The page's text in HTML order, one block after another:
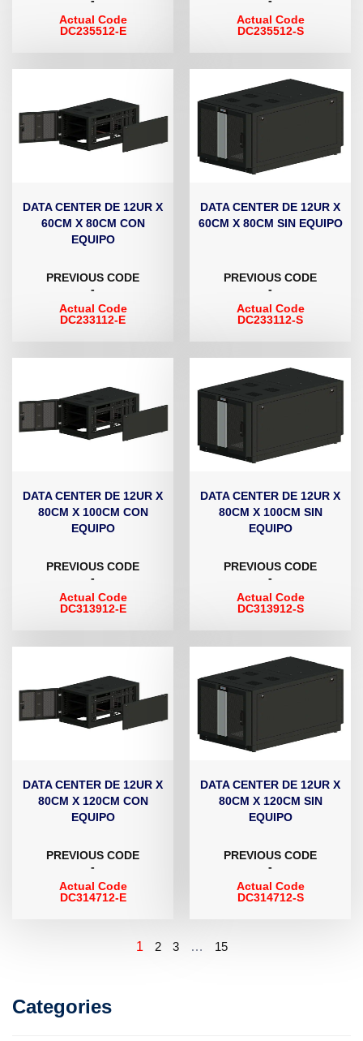
Categories
Actual Code
DC235512-E
Actual Code
DC235512-S
DATA CENTER DE 12UR X
60CM X 80CM CON
EQUIPO
PREVIOUS CODE
-
Actual Code
DC233112-E
DATA CENTER DE 12UR X
60CM X 80CM SIN EQUIPO
PREVIOUS CODE
-
Actual Code
DC233112-S
DATA CENTER DE 12UR X
80CM X 100CM CON
EQUIPO
PREVIOUS CODE
-
Actual Code
DC313912-E
DATA CENTER DE 12UR X
80CM X 100CM SIN
EQUIPO
PREVIOUS CODE
-
Actual Code
DC313912-S
DATA CENTER DE 12UR X
80CM X 120CM CON
EQUIPO
PREVIOUS CODE
-
Actual Code
DC314712-E
DATA CENTER DE 12UR X
80CM X 120CM SIN
EQUIPO
PREVIOUS CODE
-
Actual Code
DC314712-S
1 2 3 … 15